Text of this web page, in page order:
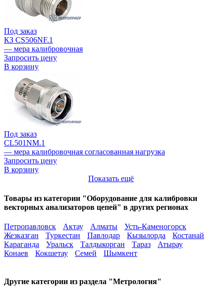
Под заказ
КЗ CS506NF.1
— мера калибровочная
Запросить цену
В корзину
Под заказ
CL501NM.1
— мера калибровочная согласованная нагрузка
Запросить цену
В корзину
Показать ещё
Товары из категории "Оборудование для калибровки
векторных анализаторов цепей" в других регионах
Петропавловск Актау Алматы
Усть-Каменогорск
Жезказган
Туркестан Павлодар Кызылорда
Костанай
Караганда
Уральск Талдыкорган Тараз
Атырау
Конаев
Кокшетау Семей Шымкент
Другие категории из раздела "Метрология"